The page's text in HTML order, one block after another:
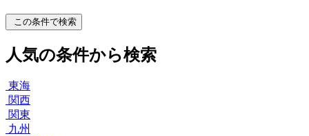
この条件で検索
人気の条件から検索
東海
関西
関東
九州